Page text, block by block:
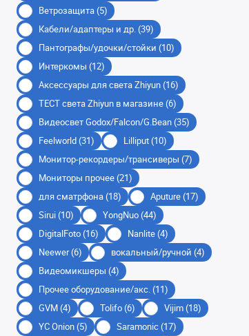
Ветрозащита (5)
Кабели/адаптеры и др. (39)
Пантографы/удочки/стойки (10)
Интеркомы (12)
Аксессуары для света Zhiyun (16)
ТЕСТ света Zhiyun в магазине (6)
Видеосвет Godox/Falcon/G.Bean (35)
Feelworld (31)
Lilliput (10)
Монитор-рекордеры/трансиверы (7)
Мониторы прочее (21)
для сматрфона (18)
Aputure (17)
Sirui (10)
YongNuo (44)
DigitalFoto (16)
Nanlite (4)
Neewer (6)
вокальный/ручной (4)
Видеомикшеры (4)
Прочее оборудование/акс. (11)
GVM (4)
Tolifo (6)
Vijim (18)
YC Onion (5)
Saramonic (17)